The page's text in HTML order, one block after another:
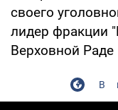
своего
лидер фракции
Верховной